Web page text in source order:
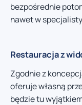
bezpośrednie
nawet w
Restauracja z
Zgodnie z
oferuje własną
będzie tu